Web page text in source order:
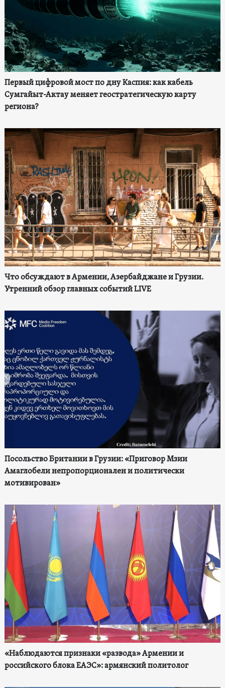
Первый цифровой мост по дну Каспия: как кабель
Сумгайыт-Актау меняет геостратегическую карту
региона?
Что обсуждают в Армении, Азербайджане и Грузии.
Утренний обзор главных событий LIVE
Посольство Британии в Грузии: «Приговор Мзии
Амаглобели непропорционален и политически
мотивирован»
«Наблюдаются признаки «развода» Армении и
российского блока ЕАЭС»: армянский политолог